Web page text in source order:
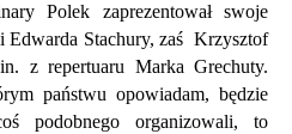
Polek zaprezentował swoje
Edwarda Stachury, zaś Krzysztof
z repertuaru Marka Grechuty.
państwu opowiadam, będzie
podobnego organizowali, to